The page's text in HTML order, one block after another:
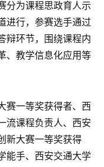
分为课程思政育人示
进行，参赛选手通过
辩环节，围绕课程内
、教学信息化应用等
赛一等奖获得者、西
流课程负责人、西安
新大赛一等奖获得
能手、西安交通大学